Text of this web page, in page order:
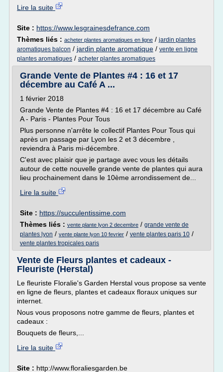
Lire la suite
Site : https://www.lesgrainesdefrance.com
Thèmes liés : acheter plantes aromatiques en ligne / jardin plantes
aromatiques balcon / jardin plante aromatique / vente en ligne
plantes aromatiques / acheter plantes aromatiques
Grande Vente de Plantes #4 : 16 et 17
décembre au Café A ...
1 février 2018
Grande Vente de Plantes #4 : 16 et 17 décembre au Café
A - Paris - Plantes Pour Tous
Plus personne n'arrête le collectif Plantes Pour Tous qui
après un passage par Lyon les 2 et 3 décembre ,
reviendra à Paris mi-décembre.
C'est avec plaisir que je partage avec vous les détails
autour de cette nouvelle grande vente de plantes qui aura
lieu prochainement dans le 10ème arrondissement de...
Lire la suite
Site : https://succulentissime.com
Thèmes liés : vente plante lyon 2 decembre / grande vente de
plantes lyon / vente plante lyon 10 fevrier / vente plantes paris 10 /
vente plantes tropicales paris
Vente de Fleurs plantes et cadeaux -
Fleuriste (Herstal)
Le fleuriste Floralie's Garden Herstal vous propose sa vente
en ligne de fleurs, plantes et cadeaux floraux uniques sur
internet.
Nous vous proposons notre gamme de fleurs, plantes et
cadeaux :
Bouquets de fleurs,...
Lire la suite
Site : http://www.floraliesgarden.be